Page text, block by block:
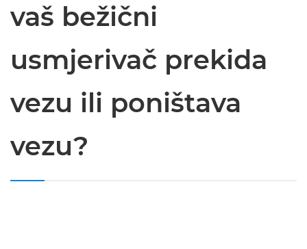
vaš bežični
usmjerivač prekida
vezu ili poništava
vezu?